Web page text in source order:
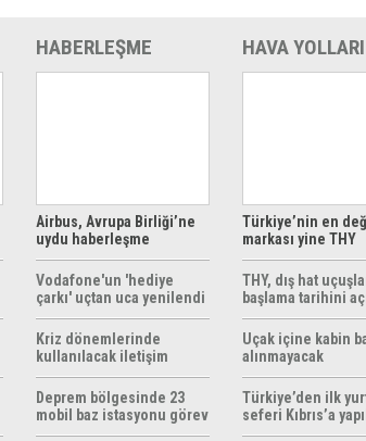
HABERLEŞME
Airbus, Avrupa Birliği’ne
uydu haberleşme
çözümleri sunuyor
Vodafone'un 'hediye
çarkı' uçtan uca yenilendi
Kriz dönemlerinde
kullanılacak iletişim
yöntemleri rehberi
hazırlandı
Deprem bölgesinde 23
mobil baz istasyonu görev
yapıyor
HAVA YOLLARI
Türkiye’nin en
markası yine THY
THY, dış hat
başlama tarihini
Uçak içine kabin
alınmayacak
Türkiye’den ilk yurt
seferi Kıbrıs’a